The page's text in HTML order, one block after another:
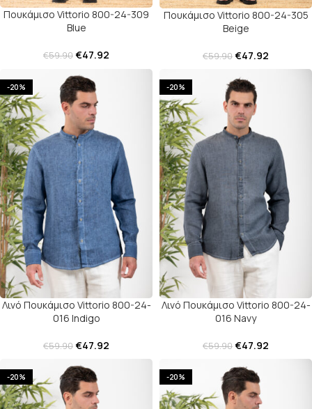
Πουκάμισο Vittorio 800-24-309
Blue
€59.90€47.92
Πουκάμισο Vittorio 800-24-305
Beige
€59.90€47.92
-20%
Λινό Πουκάμισο Vittorio 800-24-
016 Indigo
€59.90€47.92
-20%
Λινό Πουκάμισο Vittorio 800-24-
016 Navy
€59.90€47.92
-20% -20%